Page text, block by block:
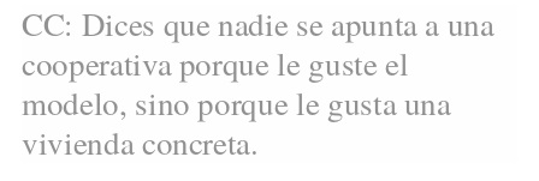
CC: Dices que nadie se apunta a una
cooperativa porque le guste el
modelo, sino porque le gusta una
vivienda concreta.